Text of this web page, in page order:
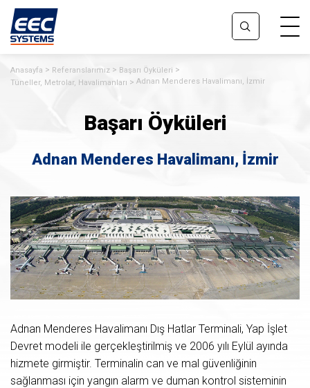
Anasayfa Referanslarımız
Başarı Öyküleri
Tüneller, Metrolar, Havalimanları
Adnan Menderes Havalimanı, İzmir
Başarı Öyküleri
Adnan Menderes Havalimanı, İzmir
Adnan Menderes Havalimanı Dış Hatlar Terminali, Yap İşlet
Devret modeli ile gerçekleştirilmiş ve 2006 yılı Eylül ayında
hizmete girmiştir. Terminalin can ve mal güvenliğinin
sağlanması için yangın alarm ve duman kontrol sisteminin